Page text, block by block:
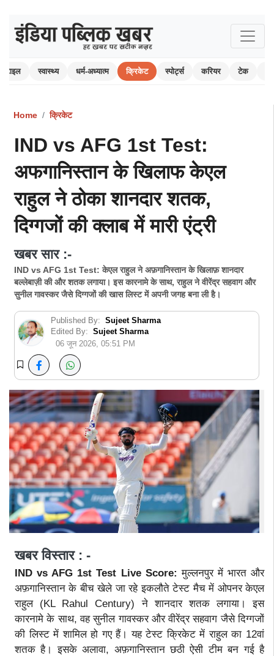
स्वास्थ्य धर्म-अध्यात्म क्रिकेट स्पोर्ट्स करियर टेक
Home क्रिकेट
IND vs AFG 1st Test:
अफगानिस्तान के खिलाफ केएल
राहुल ने ठोका शानदार शतक,
दिग्गजों की क्लाब में मारी एंट्री
खबर सार :-
IND vs AFG 1st Test: केएल राहुल ने अफ़गानिस्तान के खिलाफ़ शानदार
बल्लेबाज़ी की और शतक लगाया। इस कारनामे के साथ, राहुल ने वीरेंद्र सहवाग और
सुनील गावस्कर जैसे दिग्गजों की खास लिस्ट में अपनी जगह बना ली है।
Published By: Sujeet Sharma
Edited By: Sujeet Sharma
06 जून 2026, 05:51 PM
खबर विस्तार : -
IND vs AFG 1st Test Live Score:मुल्लनपुर में भारत और
अफ़गानिस्तान के बीच खेले जा रहे इकलौते टेस्ट मैच में ओपनर केएल
राहुल (KL Rahul Century) ने शानदार शतक लगाया। इस
कारनामे के साथ, वह सुनील गावस्कर और वीरेंद्र सहवाग जैसे दिग्गजों
की लिस्ट में शामिल हो गए हैं। यह टेस्ट क्रिकेट में राहुल का 12वां
शतक है। इसके अलावा, अफ़गानिस्तान छठी ऐसी टीम बन गई है